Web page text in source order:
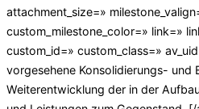
attachment_size=»
custom_milestone_color=» link=»
custom_id=» custom_class=»
vorgesehene Konsolidierungs- und
Weiterentwicklung der in der